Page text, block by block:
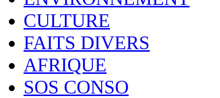
CULTURE
FAITS DIVERS
AFRIQUE
SOS CONSO